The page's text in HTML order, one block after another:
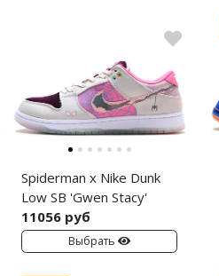
Spiderman x Nike Dunk
Low SB 'Gwen Stacy'
11056 руб
Выбрать